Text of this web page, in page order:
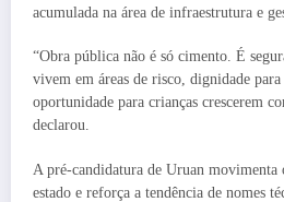
acumulada na área de infraestrutura e
“Obra pública não é só cimento. É
vivem em áreas de risco, dignidade
oportunidade para crianças crescerem
declarou.
A pré-candidatura de Uruan movimenta
estado e reforça a tendência de nomes